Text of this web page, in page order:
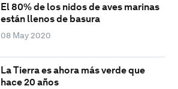
El 80% de los nidos de aves marinas
están llenos de basura
08 May 2020
La Tierra es ahora más verde que
hace 20 años